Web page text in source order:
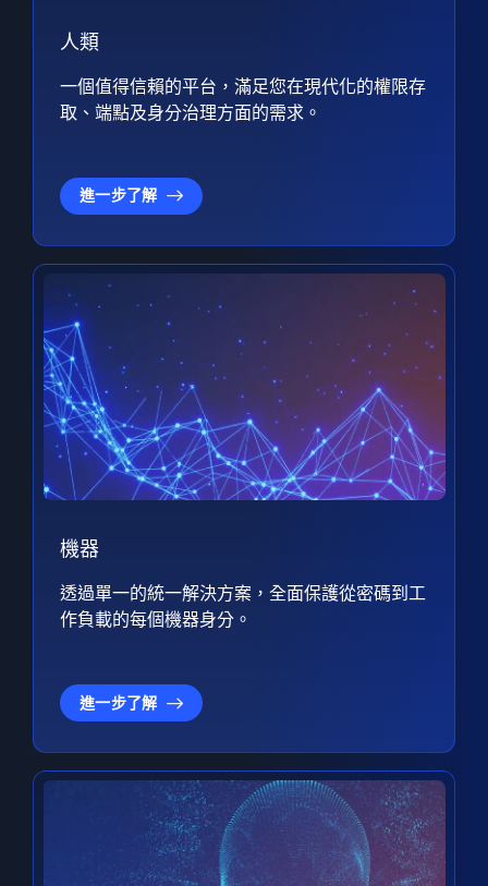
人類
一個值得信賴的平台，滿足您在現代化的權限存
取、端點及身分治理方面的需求。
進一步了解
機器
透過單一的統一解決方案，全面保護從密碼到工
作負載的每個機器身分。
進一步了解